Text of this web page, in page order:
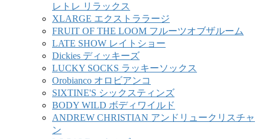
レトレ リラックス
XLARGE エクストララージ
FRUIT OF THE LOOM フルーツオブザルーム
LATE SHOW レイトショー
Dickies ディッキーズ
LUCKY SOCKS ラッキーソックス
Orobianco オロビアンコ
SIXTINE'S シックスティンズ
BODY WILD ボディワイルド
ANDREW CHRISTIAN アンドリュークリスチャ
ン